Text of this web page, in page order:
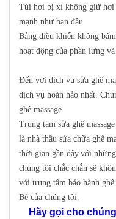
Túi hơi bị xì không giữ hơi
mạnh như ban đầu
Bảng điều khiển không
hoạt động của phần lưng
Đến với dịch vụ sửa ghế
dịch vụ hoàn hảo nhất.
ghế massage
Trung tâm sửa ghế
là nhà thầu sửa chữa ghế
thời gian gần đây.với
chúng tôi chắc chắn sẽ
với trung tâm bảo hành
Bè của chúng tôi.
Hãy gọi cho